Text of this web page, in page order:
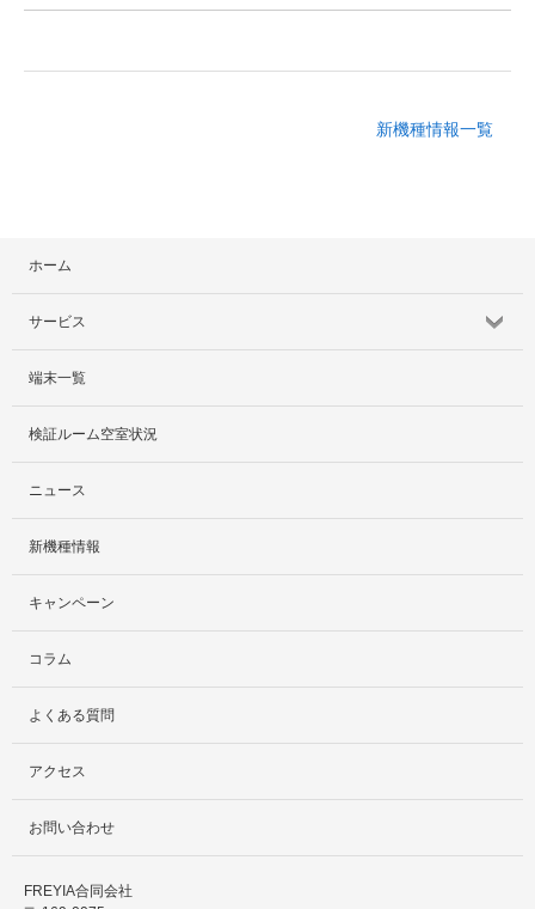
新機種情報一覧
ホーム
サービス
サービス紹介
社外貸出プラン
検証ルーム
料金プラン
レンタルルームプラン
お手軽検証パック
端末一覧
検証ルーム空室状況
ニュース
新機種情報
キャンペーン
コラム
よくある質問
アクセス
お問い合わせ
FREYIA合同会社